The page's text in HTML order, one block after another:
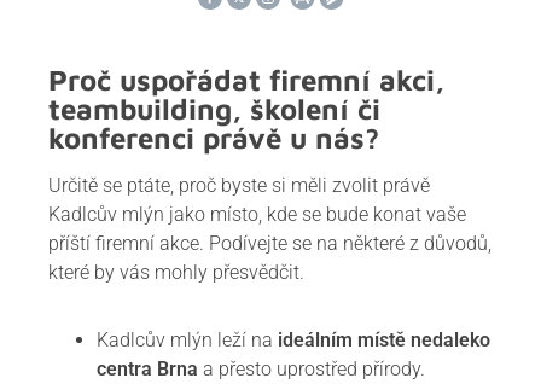
Proč uspořádat firemní akci,
teambuilding, školení či
konferenci právě u nás?
Určitě se ptáte, proč byste si měli zvolit právě
Kadlcův mlýn jako místo, kde se bude konat vaše
příští firemní akce. Podívejte se na některé z důvodů,
které by vás mohly přesvědčit.
Kadlcův mlýn leží na ideálním místě nedaleko
centra Brna a přesto uprostřed přírody.